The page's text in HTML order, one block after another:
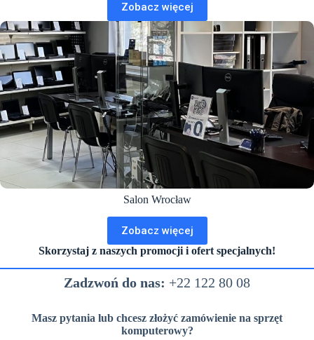
Zobacz więcej
Salon Wrocław
Zobacz więcej
Skorzystaj z naszych promocji i ofert specjalnych!
Zadzwoń do nas: +22 122 80 08
Masz pytania lub chcesz złożyć zamówienie na sprzęt
komputerowy?